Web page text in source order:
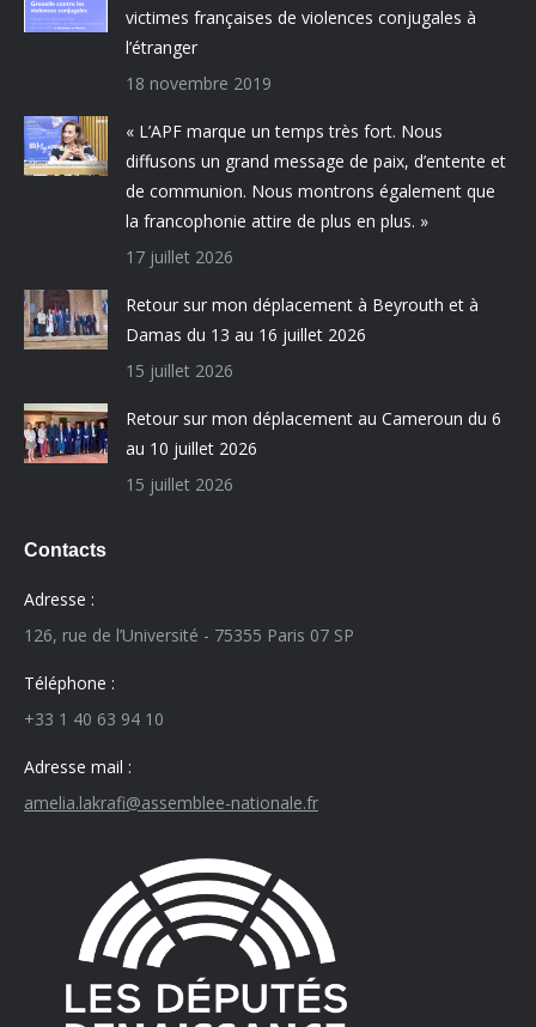
victimes françaises de violences conjugales à
l’étranger
18 novembre 2019
« L’APF marque un temps très fort. Nous
diffusons un grand message de paix, d’entente et
de communion. Nous montrons également que
la francophonie attire de plus en plus. »
17 juillet 2026
Retour sur mon déplacement à Beyrouth et à
Damas du 13 au 16 juillet 2026
15 juillet 2026
Retour sur mon déplacement au Cameroun du 6
au 10 juillet 2026
15 juillet 2026
Contacts
Adresse :
126, rue de l’Université - 75355 Paris 07 SP
Téléphone :
+33 1 40 63 94 10
Adresse mail :
amelia.lakrafi@assemblee-nationale.fr